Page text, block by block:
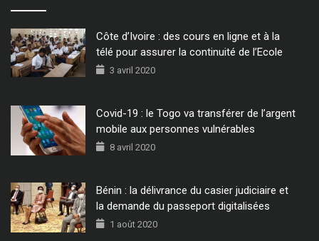
Côte d’Ivoire : des cours en ligne et à la
télé pour assurer la continuité de l’Ecole
3 avril 2020
Covid-19 : le Togo va transférer de l’argent
mobile aux personnes vulnérables
8 avril 2020
Bénin : la délivrance du casier judiciaire et
la demande du passeport digitalisées
1 août 2020